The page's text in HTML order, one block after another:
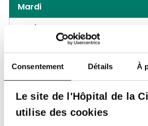
Consentement Détails À
Le site de l'Hôpital de la
utilise des cookies
Mardi
Matin
Après-midi
Mercredi
Matin
Après-midi